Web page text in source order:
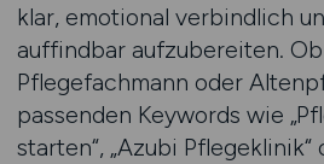
klar, emotional verbindlich
auffindbar aufzubereiten.
Pflegefachmann oder
passenden Keywords wie
starten“, „Azubi Pflegeklinik“